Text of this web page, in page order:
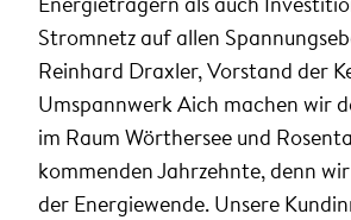
Stromnetz auf allen
Reinhard Draxler, Vorstand der
Umspannwerk Aich machen wir
im Raum Wörthersee und
kommenden Jahrzehnte, denn
der Energiewende. Unsere